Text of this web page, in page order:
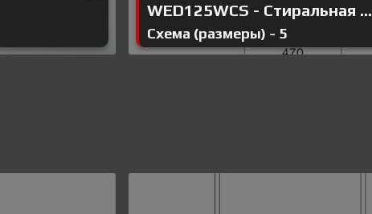
WED125WCS - Стиральная ...
Схема (размеры) - 5